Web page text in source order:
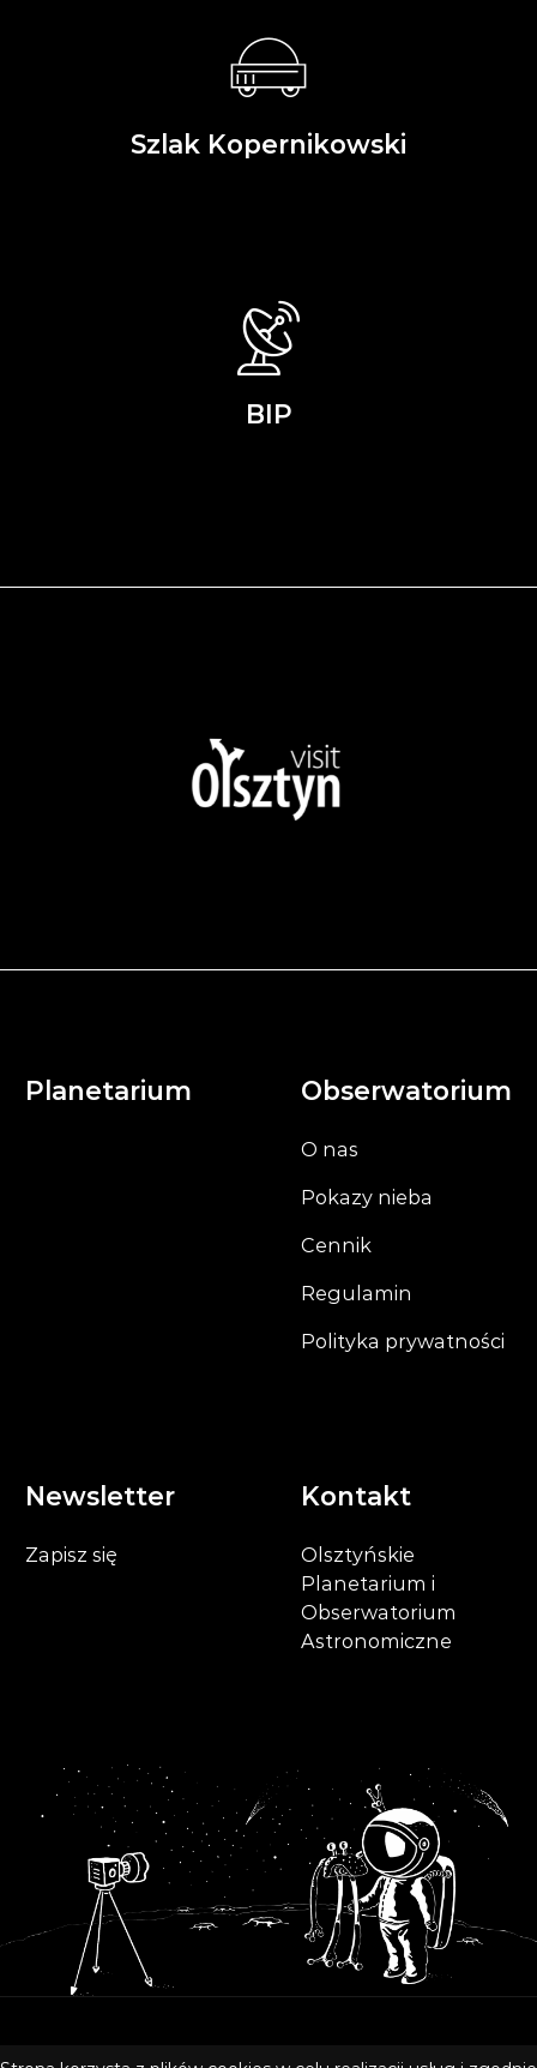
Szlak Kopernikowski
BIP
Planetarium Obserwatorium
O nas
Pokazy nieba
Cennik
Regulamin
Polityka prywatności
Newsletter
Zapisz się
Kontakt
Olsztyńskie
Planetarium i
Obserwatorium
Astronomiczne